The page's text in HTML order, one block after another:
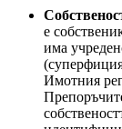
е
има
Имотния